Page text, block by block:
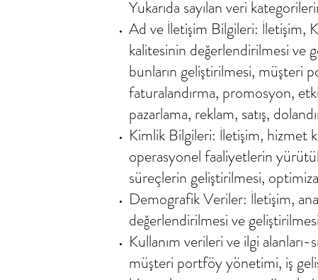
Yukarıda sayılan veri
Ad ve İletişim Bilgileri: İletişim,
kalitesinin değerlendirilmesi ve
bunların geliştirilmesi, müşteri
faturalandırma, promosyon,
pazarlama, reklam, satış,
Kimlik Bilgileri: İletişim, hizmet
operasyonel faaliyetlerin
süreçlerin geliştirilmesi,
Demografik Veriler: İletişim,
değerlendirilmesi ve
Kullanım verileri ve ilgi
müşteri portföy yönetimi, iş